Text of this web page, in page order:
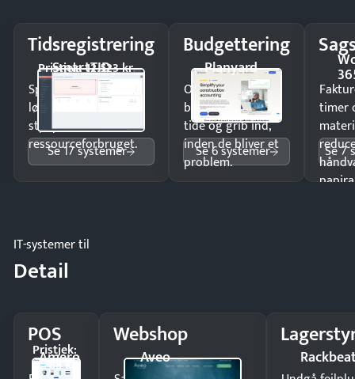
Tidsregistrering
SmartTID
Pristjek: 12.523 kr
Spar tid på
lønberegning og få
styr på
ressourceforbruget.
Se 17 systemer
Budgettering
Planyard
Opdag
budgetafvigelser i
tide og grib ind,
inden de bliver et
problem.
Se 6 systemer
timer
Se 7
IT-systemer til
Detail
POS
Amero
Pristjek:
4.788 kr
Webshop
Aveo